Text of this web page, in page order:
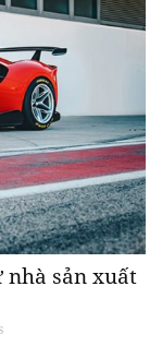
​​nhà sản xuất